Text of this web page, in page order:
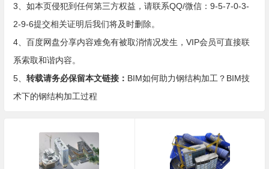
3、如本页侵犯到任何第三方权益，请联系QQ/微信：9-5-7-0-3-
2-9-6提交相关证明后我们将及时删除。
4、百度网盘分享内容难免有被取消情况发生，VIP会员可直接联
系索取和谐内容。
5、 转载请务必保留本文链接： BIM如何助力钢结构加工？BIM技
术下的钢结构加工过程